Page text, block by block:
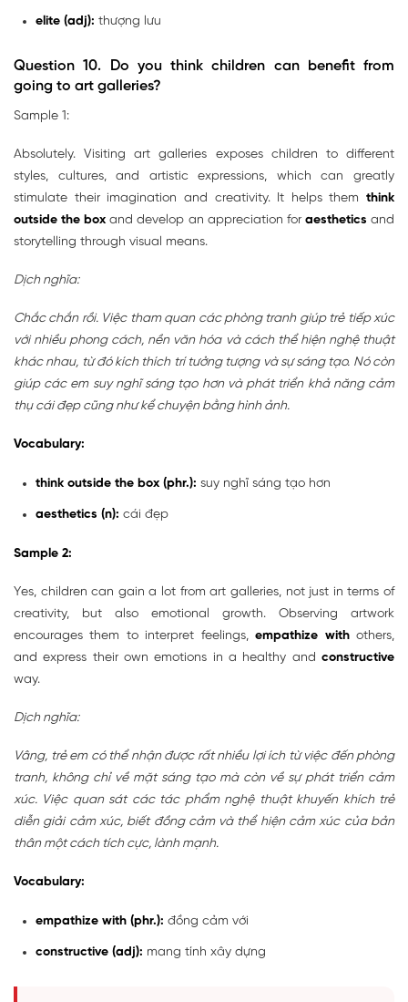
elite (adj): thượng lưu
Question 10. Do you think children can benefit from
going to art galleries?
Sample 1:
Absolutely. Visiting art galleries exposes children to different
styles, cultures, and artistic expressions, which can greatly
stimulate their imagination and creativity. It helps them think
outside the box and develop an appreciation for aesthetics and
storytelling through visual means.
Dịch nghĩa:
Chắc chắn rồi. Việc tham quan các phòng tranh giúp trẻ tiếp xúc
với nhiều phong cách, nền văn hóa và cách thể hiện nghệ thuật
khác nhau, từ đó kích thích trí tưởng tượng và sự sáng tạo. Nó còn
giúp các em suy nghĩ sáng tạo hơn và phát triển khả năng cảm
thụ cái đẹp cũng như kể chuyện bằng hình ảnh.
Vocabulary:
think outside the box (phr.): suy nghĩ sáng tạo hơn
aesthetics (n): cái đẹp
Sample 2:
Yes, children can gain a lot from art galleries, not just in terms of
creativity, but also emotional growth. Observing artwork
encourages them to interpret feelings,empathize withothers,
and express their own emotions in a healthy and constructive
way.
Dịch nghĩa:
Vâng, trẻ em có thể nhận được rất nhiều lợi ích từ việc đến phòng
tranh, không chỉ về mặt sáng tạo mà còn về sự phát triển cảm
xúc. Việc quan sát các tác phẩm nghệ thuật khuyến khích trẻ
diễn giải cảm xúc, biết đồng cảm và thể hiện cảm xúc của bản
thân một cách tích cực, lành mạnh.
Vocabulary:
empathize with (phr.): đồng cảm với
constructive (adj): mang tính xây dựng